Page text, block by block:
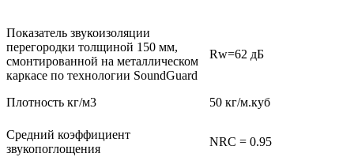
Показатель звукоизоляции
перегородки толщиной 150 мм,
смонтированной на металлическом
каркасе по технологии SoundGuard
Rw=62 дБ
Плотность кг/м3 50 кг/м.куб
Средний коэффициент
звукопоглощения
NRC = 0.95